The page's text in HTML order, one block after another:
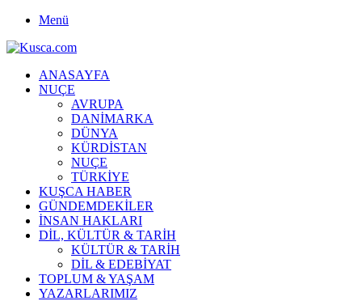
Menü
ANASAYFA
NUÇE
AVRUPA
DANİMARKA
DÜNYA
KÜRDİSTAN
NUÇE
TÜRKİYE
KUŞCA HABER
GÜNDEMDEKİLER
İNSAN HAKLARI
DİL, KÜLTÜR & TARİH
KÜLTÜR & TARİH
DİL & EDEBİYAT
TOPLUM & YAŞAM
YAZARLARIMIZ